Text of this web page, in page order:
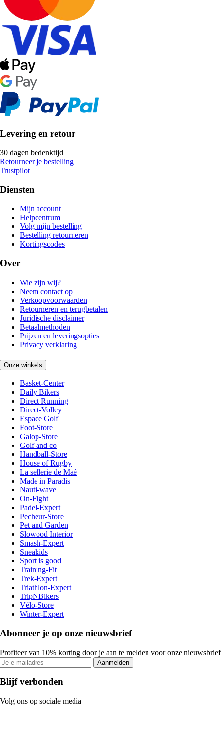
Levering en retour
30 dagen bedenktijd
Retourneer je bestelling
Trustpilot
Diensten
Mijn account
Helpcentrum
Volg mijn bestelling
Bestelling retourneren
Kortingscodes
Over
Wie zijn wij?
Neem contact op
Verkoopvoorwaarden
Retourneren en terugbetalen
Juridische disclaimer
Betaalmethoden
Prijzen en leveringsopties
Privacy verklaring
Onze winkels
Basket-Center
Daily Bikers
Direct Running
Direct-Volley
Espace Golf
Foot-Store
Galop-Store
Golf and co
Handball-Store
House of Rugby
La sellerie de Maé
Made in Paradis
Nauti-wave
On-Fight
Padel-Expert
Pecheur-Store
Pet and Garden
Slowood Interior
Smash-Expert
Sneakids
Sport is good
Training-Fit
Trek-Expert
Triathlon-Expert
TripNBikers
Vélo-Store
Winter-Expert
Abonneer je op onze nieuwsbrief
Profiteer van 10% korting door je aan te melden voor onze nieuwsbrief
Aanmelden
Blijf verbonden
Volg ons op sociale media